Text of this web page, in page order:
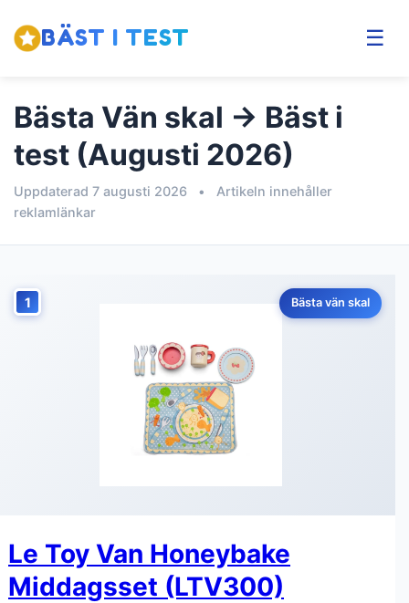
BÄST I TEST ☰
Bästa Vän skal → Bäst i
test (Augusti 2026)
Uppdaterad 7 augusti 2026 •
Artikeln innehåller
reklamlänkar
1 Bästa vän skal
Le Toy Van Honeybake
Middagsset (LTV300)